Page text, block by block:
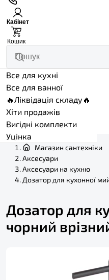
Кабінет
0
Кошик
Все для кухні
Все для ванної
🔥Ліквідація складу🔥
Хіти продажів
Вигідні комплекти
Уцінка
Магазин сантехніки
Аксесуари
Аксесуари на кухню
Дозатор для кухонної
Дозатор для
чорний